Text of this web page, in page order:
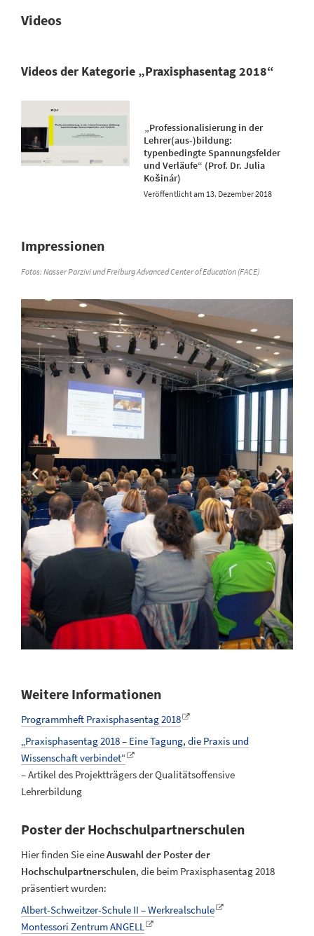
Videos
Videos der Kategorie „Praxisphasentag 2018“
„Professionalisierung in der
Lehrer(aus-)bildung:
typenbedingte Spannungsfelder
und Verläufe“ (Prof. Dr. Julia
Košinár)
13. Dezember 2018
Impressionen
Fotos: Nasser Parzivi und Freiburg Advanced Center of Education (FACE)
Weitere Informationen
Programmheft Praxisphasentag 2018
„Praxisphasentag 2018 – Eine Tagung, die Praxis und
Wissenschaft verbindet“
– Artikel des Projektträgers der Qualitätsoffensive
Lehrerbildung
Poster der Hochschulpartnerschulen
Hier finden Sie eineAuswahl der Poster der
Hochschulpartnerschulen, die beim Praxisphasentag 2018
präsentiert wurden:
Albert-Schweitzer-Schule II – Werkrealschule
Montessori Zentrum ANGELL